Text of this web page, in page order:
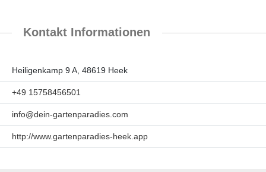
Kontakt Informationen
Heiligenkamp 9 A, 48619 Heek
+49 15758456501
info@dein-gartenparadies.com
http://www.gartenparadies-heek.app